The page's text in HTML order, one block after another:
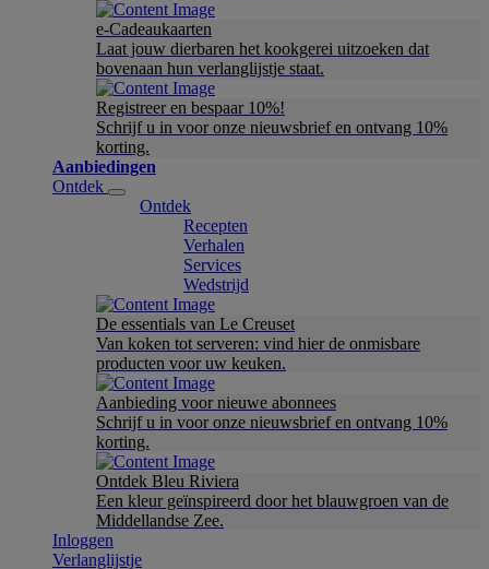
e-Cadeaukaarten
Laat jouw dierbaren het kookgerei uitzoeken dat
bovenaan hun verlanglijstje staat.
Registreer en bespaar 10%!
Schrijf u in voor onze nieuwsbrief en ontvang 10%
korting.
Aanbiedingen
Ontdek
Ontdek
Recepten
Verhalen
Services
Wedstrijd
De essentials van Le Creuset
Van koken tot serveren: vind hier de onmisbare
producten voor uw keuken.
Aanbieding voor nieuwe abonnees
Schrijf u in voor onze nieuwsbrief en ontvang 10%
korting.
Ontdek Bleu Riviera
Een kleur geïnspireerd door het blauwgroen van de
Middellandse Zee.
Inloggen
Verlanglijstje